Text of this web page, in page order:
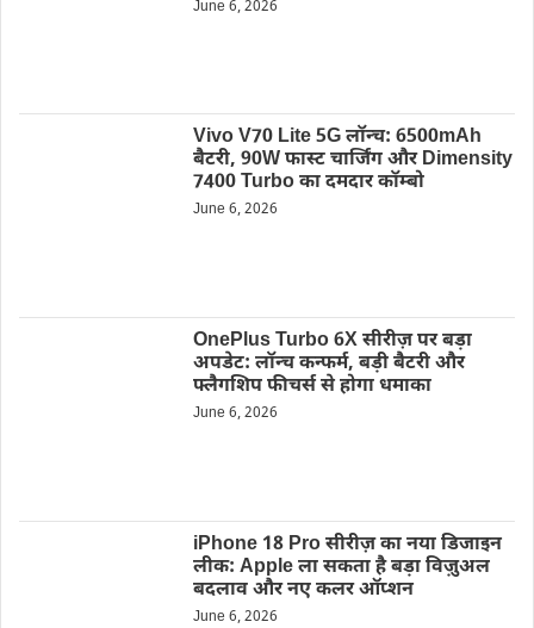
June 6, 2026
Vivo V70 Lite 5G लॉन्च: 6500mAh
बैटरी, 90W फास्ट चार्जिंग और Dimensity
7400 Turbo का दमदार कॉम्बो
June 6, 2026
OnePlus Turbo 6X सीरीज़ पर बड़ा
अपडेट: लॉन्च कन्फर्म, बड़ी बैटरी और
फ्लैगशिप फीचर्स से होगा धमाका
June 6, 2026
iPhone 18 Pro सीरीज़ का नया डिजाइन
लीक: Apple ला सकता है बड़ा विज़ुअल
बदलाव और नए कलर ऑप्शन
June 6, 2026